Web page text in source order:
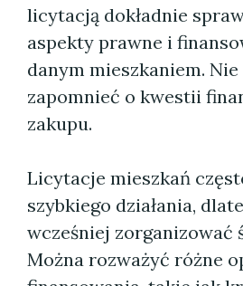
licytacją dokładnie
aspekty prawne i
danym mieszkaniem.
zapomnieć o kwestii
zakupu.
Licytacje mieszkań
szybkiego działania,
wcześniej zorganizować
Można rozważyć różne